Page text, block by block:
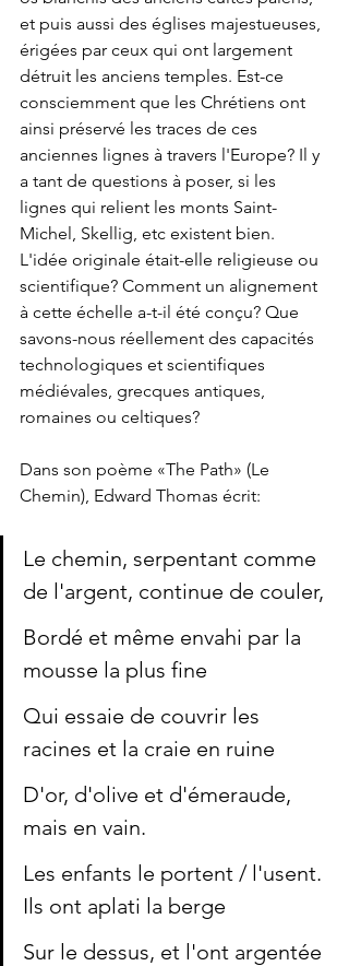
et puis aussi des églises majestueuses,
érigées par ceux qui ont largement
détruit les anciens temples. Est-ce
consciemment que les Chrétiens ont
ainsi préservé les traces de ces
anciennes lignes à travers l'Europe? Il y
a tant de questions à poser, si les
lignes qui relient les monts Saint-
Michel, Skellig, etc existent bien.
L'idée originale était-elle religieuse ou
scientifique? Comment un alignement
à cette échelle a-t-il été conçu? Que
savons-nous réellement des capacités
technologiques et scientifiques
médiévales, grecques antiques,
romaines ou celtiques?
Dans son poème «The Path» (Le
Chemin), Edward Thomas écrit:
Le chemin, serpentant comme
de l'argent, continue de couler,
Bordé et même envahi par la
mousse la plus fine
Qui essaie de couvrir les
racines et la craie en ruine
D'or, d'olive et d'émeraude,
mais en vain.
Les enfants le portent / l'usent.
Ils ont aplati la berge
Sur le dessus, et l'ont argentée